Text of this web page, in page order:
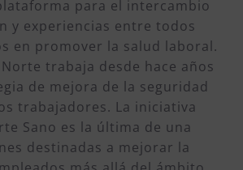
para el intercambio
y experiencias entre todos
​​en promover la salud laboral.
trabaja desde hace años
de mejora de la seguridad
trabajadores. La iniciativa
Sano es la última de una
destinadas a mejorar la